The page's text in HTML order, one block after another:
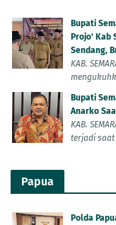
Bupati
Projo' Kab
Sendang,
KAB.
Bupati
Anarko
KAB.
terjadi saat
Papua
Polda